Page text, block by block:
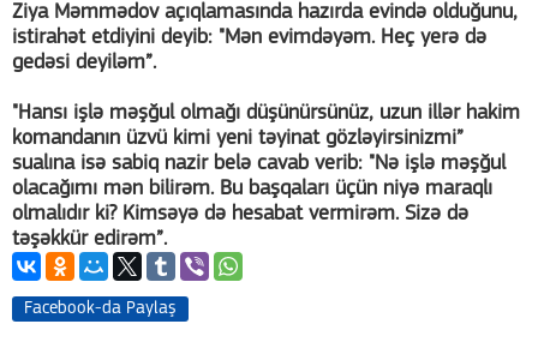
Ziya Məmmədov açıqlamasında hazırda evində olduğunu,
istirahət etdiyini deyib: "Mən evimdəyəm. Heç yerə də
gedəsi deyiləm”.
"Hansı işlə məşğul olmağı düşünürsünüz, uzun illər hakim
komandanın üzvü kimi yeni təyinat gözləyirsinizmi”
sualına isə sabiq nazir belə cavab verib: "Nə işlə məşğul
olacağımı mən bilirəm. Bu başqaları üçün niyə maraqlı
olmalıdır ki? Kimsəyə də hesabat vermirəm. Sizə də
təşəkkür edirəm”.
Facebook-da Paylaş